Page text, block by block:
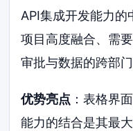
API集成开发能力
项目高度融合、需
审批与数据的跨部门
优势亮点 ：表格界
能力的结合是其最